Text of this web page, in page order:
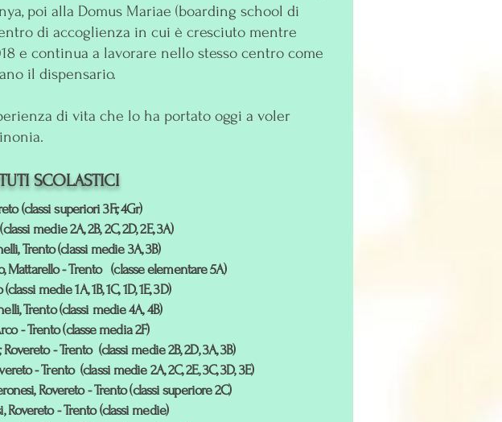
poi alla Domus Mariae (boarding school di
di accoglienza in cui è cresciuto mentre
e continua a lavorare nello stesso centro come
il dispensario.
di vita che lo ha portato oggi a voler
SCOLASTICI
(classi superiori 3Fr, 4Gr)
medie 2A, 2B, 2C, 2D, 2E, 3A)
Trento (classi medie 3A, 3B)
Mattarello - Trento (classe elementare 5A)
medie 1A, 1B, 1C, 1D, 1E, 3D)
Trento (classi medie 4A, 4B)
- Trento (classe media 2F)
- Trento (classi medie 2B, 2D, 3A, 3B)
- Trento (classi medie 2A, 2C, 2E, 3C, 3D, 3E)
Rovereto - Trento (classi superiore 2C)
Rovereto - Trento (classi medie)